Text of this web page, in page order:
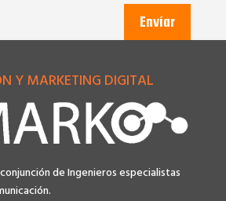
Envíar
Y MARKETING DIGITAL
de Ingenieros especialistas